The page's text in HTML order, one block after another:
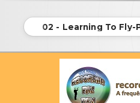
02 - Learning To Fly-